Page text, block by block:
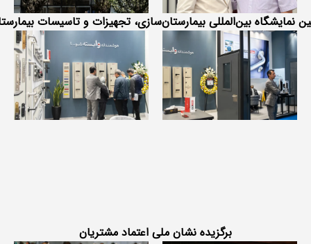
نمایشگاه بین‌المللی بیمارستان‌سازی، تجهیزات و تاسیسات
برگزیده نشان ملی اعتماد مشتریان